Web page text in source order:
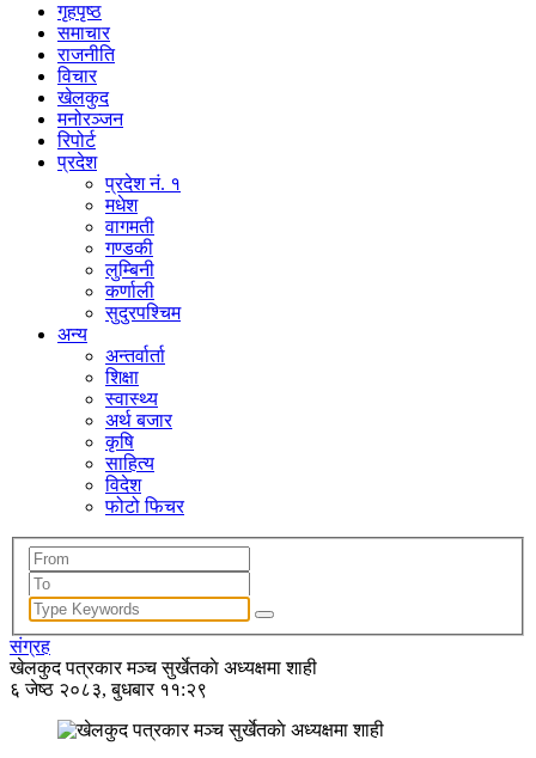
गृहपृष्ठ
समाचार
राजनीति
विचार
खेलकुद
मनोरञ्जन
रिपोर्ट
प्रदेश
प्रदेश नं. १
मधेश
वागमती
गण्डकी
लुम्बिनी
कर्णाली
सुदुरपश्चिम
अन्य
अन्तर्वार्ता
शिक्षा
स्वास्थ्य
अर्थ बजार
कृषि
साहित्य
विदेश
फोटो फिचर
संग्रह
खेलकुद पत्रकार मञ्च सुर्खेतकाे अध्यक्षमा शाही
६ जेष्ठ २०८३, बुधबार ११:२९